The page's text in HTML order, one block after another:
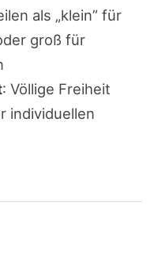
als „klein” für
groß für
: Völlige Freiheit
individuellen